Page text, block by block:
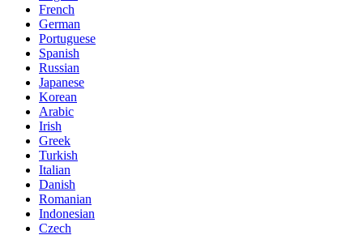
French
German
Portuguese
Spanish
Russian
Japanese
Korean
Arabic
Irish
Greek
Turkish
Italian
Danish
Romanian
Indonesian
Czech